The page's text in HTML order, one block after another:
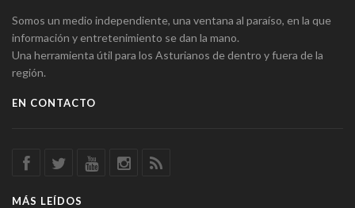
Somos un medio independiente, una ventana al paraíso, en la que
información y entretenimiento se dan la mano.
Una herramienta útil para los Asturianos de dentro y fuera de la
región.
EN CONTACTO
MÁS LEÍDOS